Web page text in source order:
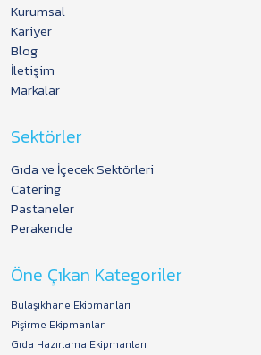
Kurumsal
Kariyer
Blog
İletişim
Markalar
Sektörler
Gıda ve İçecek Sektörleri
Catering
Pastaneler
Perakende
Öne Çıkan Kategoriler
Bulaşıkhane Ekipmanları
Pişirme Ekipmanları
Gıda Hazırlama Ekipmanları